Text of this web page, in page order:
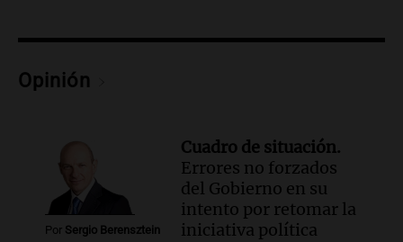
Audio.Bariloche enfrenta nevadas y
alerta amarilla
Ingresó el aire frío y seco a
Córdoba: sol, pero con mínimas bajo
cero
Radioinforme 3
Episodios
Opinión
Por Sergio Berensztein
Cuadro de situación.
Errores no forzados
del Gobierno en su
intento por retomar la
iniciativa política